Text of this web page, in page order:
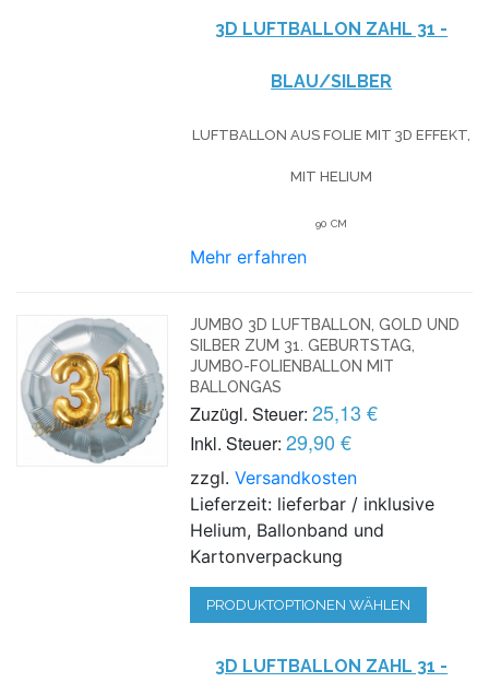
3D LUFTBALLON ZAHL 31 -
BLAU/SILBER
LUFTBALLON AUS FOLIE MIT 3D EFFEKT,
MIT HELIUM
90 CM
Mehr erfahren
JUMBO 3D LUFTBALLON, GOLD UND
SILBER ZUM 31. GEBURTSTAG,
JUMBO-FOLIENBALLON MIT
BALLONGAS
Zuzügl. Steuer: 25,13 €
Inkl. Steuer: 29,90 €
zzgl.Versandkosten
Lieferzeit: lieferbar / inklusive
Helium, Ballonband und
Kartonverpackung
PRODUKTOPTIONEN WÄHLEN
3D LUFTBALLON ZAHL 31 -